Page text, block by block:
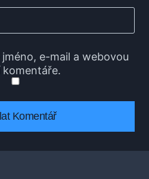
e-mail a webovou